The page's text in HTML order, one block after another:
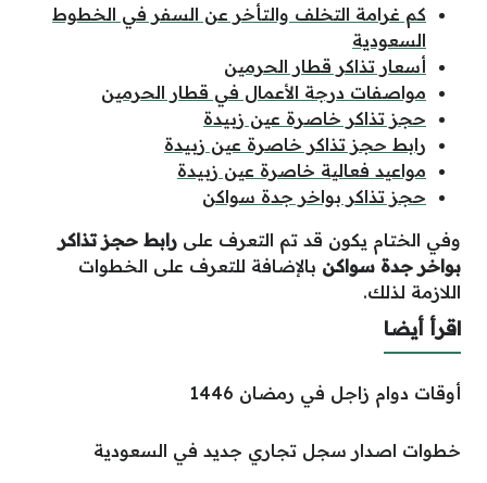
كم غرامة التخلف والتأخر عن السفر في الخطوط
السعودية
أسعار تذاكر قطار الحرمين
مواصفات درجة الأعمال في قطار الحرمين
حجز تذاكر خاصرة عين زبيدة
رابط حجز تذاكر خاصرة عين زبيدة
مواعيد فعالية خاصرة عين زبيدة
حجز تذاكر بواخر جدة سواكن
وفي الختام يكون قد تم التعرف على رابط حجز تذاكر
بواخر جدة سواكن بالإضافة للتعرف على الخطوات
اللازمة لذلك.
اقرأ أيضا
أوقات دوام زاجل في رمضان 1446
خطوات اصدار سجل تجاري جديد في السعودية